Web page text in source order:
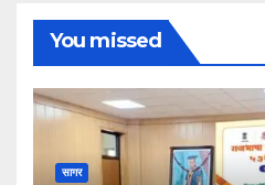
You missed
सागर